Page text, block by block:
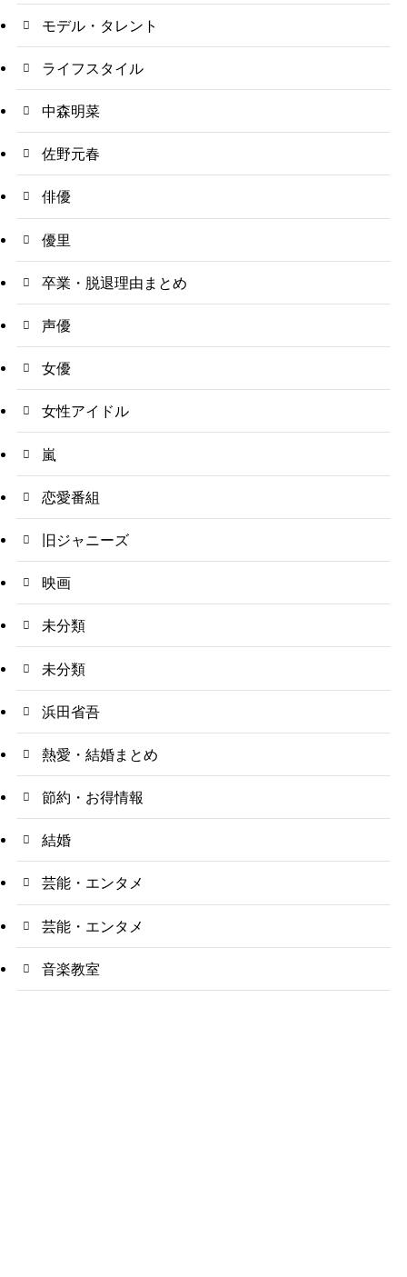
モデル・タレント
ライフスタイル
中森明菜
佐野元春
俳優
優里
卒業・脱退理由まとめ
声優
女優
女性アイドル
嵐
恋愛番組
旧ジャニーズ
映画
未分類
未分類
浜田省吾
熱愛・結婚まとめ
節約・お得情報
結婚
芸能・エンタメ
芸能・エンタメ
音楽教室